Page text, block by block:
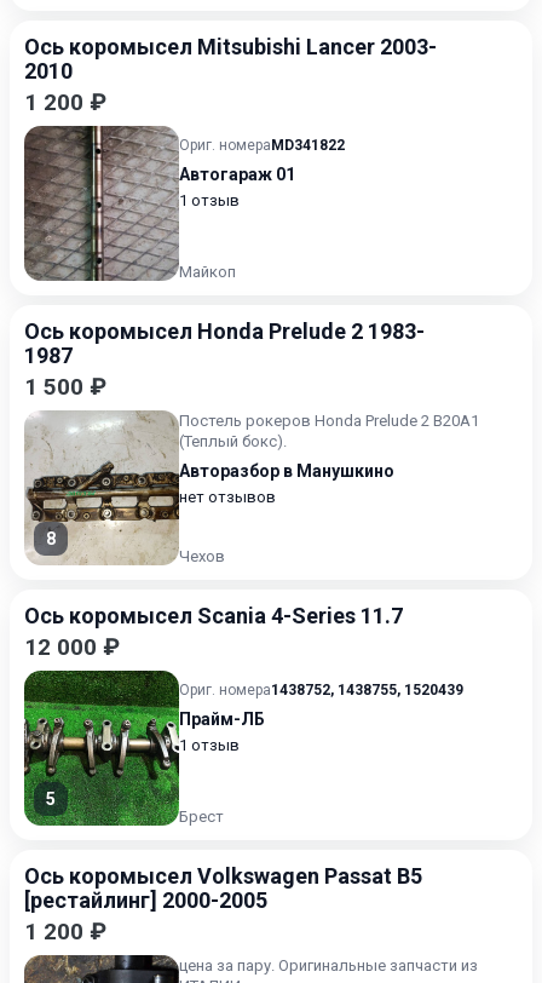
Ось коромысел Mitsubishi Lancer 2003-
2010
1 200 ₽
Ориг. номера MD341822
Автогараж 01
1 отзыв
Майкоп
Ось коромысел Honda Prelude 2 1983-
1987
1 500 ₽
8
Постель рокеров Honda Prelude 2 В20А1
(Теплый бокс).
Авторазбор в Манушкино
нет отзывов
Чехов
Ось коромысел Scania 4-Series 11.7
12 000 ₽
5
Ориг. номера1438752, 1438755, 1520439
Прайм-ЛБ
1 отзыв
Брест
Ось коромысел Volkswagen Passat B5
[рестайлинг] 2000-2005
1 200 ₽
цена за пару. Оригинальные запчасти из